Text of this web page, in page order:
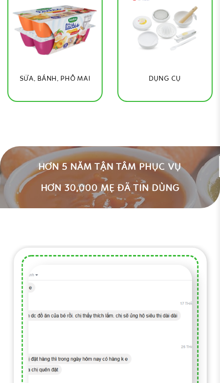
SỮA, BÁNH, PHÔ MAI DỤNG CỤ
HƠN 5 NĂM TẬN TÂM PHỤC VỤ
HƠN 30,000 MẸ ĐÃ TIN DÙNG